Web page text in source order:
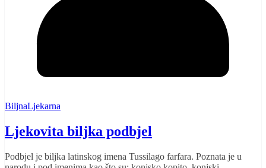
BiljnaLjekarna
Ljekovita biljka podbjel
Podbjel je biljka latinskog imena Tussilago farfara. Poznata je u